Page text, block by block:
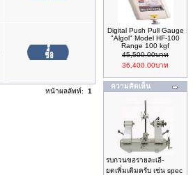
หน้าผลลัพท์: 1
Digital Push Pull Gauge
"Algol" Model HF-100
Range 100 kgf
45,500.00บาท
36,400.00บาท
ความคิดเห็น
รบกวนขอรายละเอี-
ยดเพิ่มเติมครับ เช่น spec